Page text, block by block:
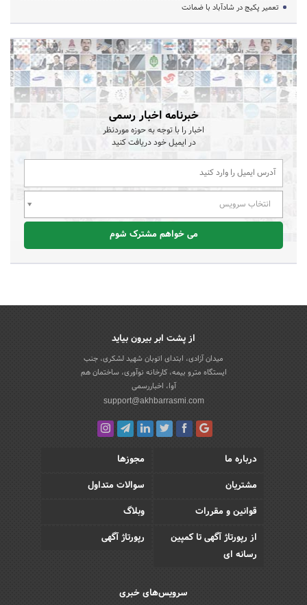
تعمیر پکیج در شادآباد با ضمانت
خبرنامه اخبار رسمی
اخبار را با توجه به حوزه موردنظر
در ایمیل خود دریافت کنید
انتخاب سرویس
می خواهم مشترک شوم
از پشت ابر بیرون بیاید
میدان آزادی، ابتدای اتوبان شهید لشکری، جنب
ایستگاه مترو بیمه، کارخانه نوآوری، ساختمان هم
آوا، اخباررسمی
support@akhbarrasmi.com
درباره ما
مجوزها
مشتریان
سوالات متداول
قوانین و مقررات
وبلاگ
از رپورتاژ آگهی تا کمپین
رسانه ای
رپورتاژ آگهی
سرویس‌های خبری